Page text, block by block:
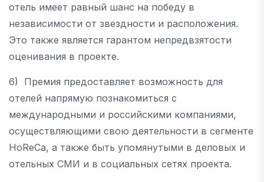
отель имеет равный шанс на победу в
независимости от звездности и расположения.
Это также является гарантом непредвзятости
оценивания в проекте.
6) Премия предоставляет возможность для
отелей напрямую познакомиться с
международными и российскими компаниями,
осуществляющими свою деятельности в сегменте
HoReCa, а также быть упомянутыми в деловых и
отельных СМИ и в социальных сетях проекта.